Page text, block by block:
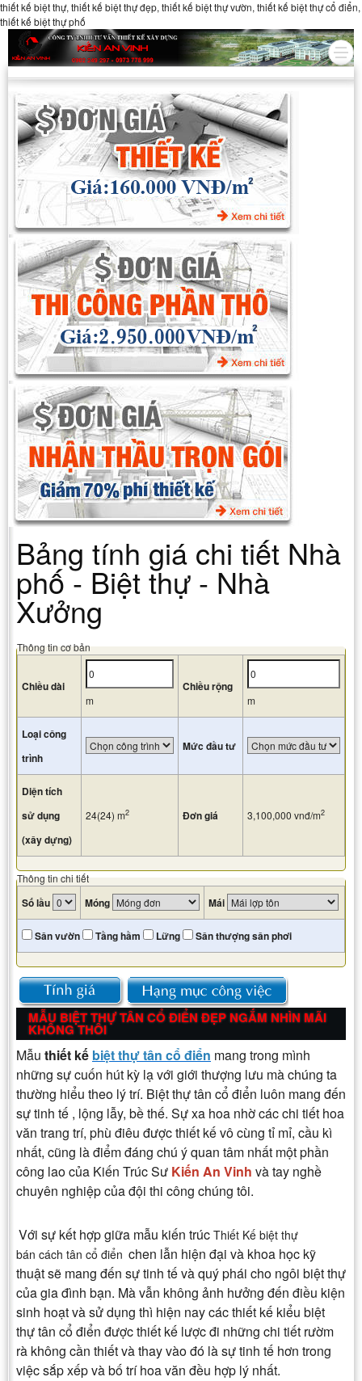
thiết kế biệt thự, thiết kế biệt thự đẹp, thiết kế biệt thự vườn, thiết kế biệt thự cổ điển,
thiết kế biệt thự phố
Bảng tính giá chi tiết Nhà
phố - Biệt thự - Nhà
Xưởng
Thông tin cơ bản
Chiều dài
m
Chiều rộng
m
Loại công
trình
Mức đầu tư
Diện tích
sử dụng
(xây dựng)
24(24) m2 Đơn giá 3,100,000 vnđ/m2
Thông tin chi tiết
Số lầu Móng Mái
Sân vườn Tầng hầm Lững Sân thượng sân phơi
MẪU BIỆT THỰ TÂN CỔ ĐIỂN ĐẸP NGẮM NHÌN MÃI
KHÔNG THÔI
Mẫu thiết kế biệt thự tân cổ điển mang trong mình
những sự cuốn hút kỳ lạ với giới thượng lưu mà chúng ta
thường hiểu theo lý trí. Biệt thự tân cổ điển luôn mang đến
sự tinh tế , lộng lẫy, bề thế. Sự xa hoa nhờ các chi tiết hoa
văn trang trí, phù điêu được thiết kế vô cùng tỉ mỉ, cầu kì
nhất, cũng là điểm đáng chú ý quan tâm nhất một phần
công lao của Kiến Trúc Sư Kiến An Vinh và tay nghề
chuyên nghiệp của đội thi công chúng tôi.
Với sự kết hợp giữa mẫu kiến trúc Thiết Kế biệt thự
bán cách tân cổ điển chen lẫn hiện đại và khoa học kỹ
thuật sẽ mang đến sự tinh tế và quý phái cho ngôi biệt thự
của gia đình bạn. Mà vẫn không ảnh hưởng đến điều kiện
sinh hoạt và sử dụng thì hiện nay các thiết kế kiểu biệt
thự tân cổ điển được thiết kế lược đi những chi tiết rườm
rà không cần thiết và thay vào đó là sự tinh tế hơn trong
việc sắp xếp và bố trí hoa văn đều hợp lý nhất.